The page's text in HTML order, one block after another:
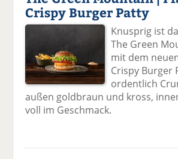
Crispy Burger Patty
Knusprig ist
The Green
mit dem
Crispy Burger
ordentlich
außen goldbraun und kross,
voll im Geschmack.